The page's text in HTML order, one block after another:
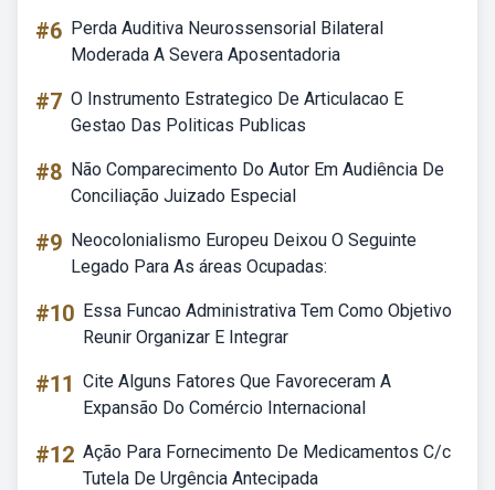
#6 Perda Auditiva Neurossensorial Bilateral
Moderada A Severa Aposentadoria
#7 O Instrumento Estrategico De Articulacao E
Gestao Das Politicas Publicas
#8 Não Comparecimento Do Autor Em Audiência De
Conciliação Juizado Especial
#9 Neocolonialismo Europeu Deixou O Seguinte
Legado Para As áreas Ocupadas:
#10 Essa Funcao Administrativa Tem Como Objetivo
Reunir Organizar E Integrar
#11 Cite Alguns Fatores Que Favoreceram A
Expansão Do Comércio Internacional
#12 Ação Para Fornecimento De Medicamentos C/c
Tutela De Urgência Antecipada